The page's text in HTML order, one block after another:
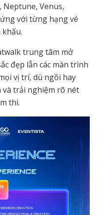
Neptune, Venus,
với từng hạng vé
trung tâm mở
đẹp lẫn các màn trình
vị trí, dù ngồi hay
trải nghiệm rõ nét
thi.